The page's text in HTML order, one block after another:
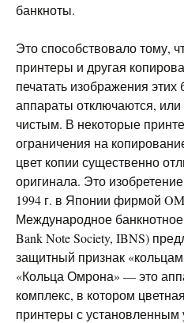
банкноты.
Это способствовало тому,
принтеры и другая
печатать изображения
аппараты отключаются, или
чистым. В некоторые
ограничения на
цвет копии существенно
оригинала. Это
1994 г. в Японии фирмой
Международное
Bank Note Society, IBNS)
защитный признак
«Кольца Омрона» — это
комплекс, в котором
принтеры с установленным